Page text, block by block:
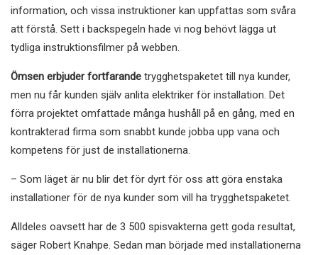
information, och vissa instruktioner kan uppfattas som svåra
att förstå. Sett i backspegeln hade vi nog behövt lägga ut
tydliga instruktionsfilmer på webben.
Ömsen erbjuder fortfarande trygghetspaketet till nya kunder,
men nu får kunden själv anlita elektriker för installation. Det
förra projektet omfattade många hushåll på en gång, med en
kontrakterad firma som snabbt kunde jobba upp vana och
kompetens för just de installationerna.
– Som läget är nu blir det för dyrt för oss att göra enstaka
installationer för de nya kunder som vill ha trygghetspaketet.
Alldeles oavsett har de 3 500 spisvakterna gett goda resultat,
säger Robert Knahpe. Sedan man började med installationerna